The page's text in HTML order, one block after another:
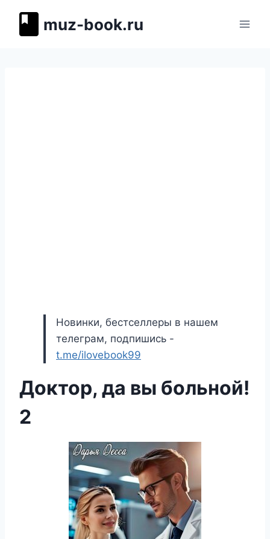
muz-book.ru
Новинки, бестселлеры в нашем
телеграм, подпишись -
t.me/ilovebook99
Доктор, да вы больной!
2